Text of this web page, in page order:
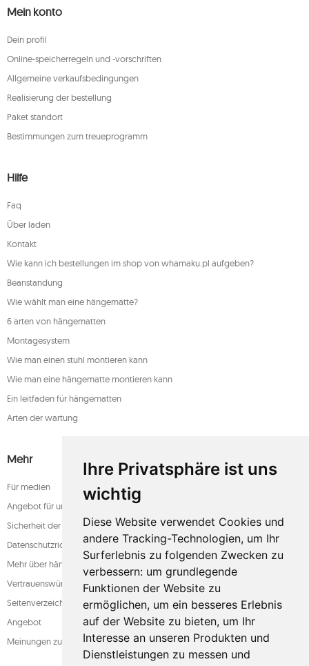
Ihre Privatsphäre ist uns
wichtig
Diese Website verwendet Cookies und
andere Tracking-Technologien, um Ihr
Surferlebnis zu folgenden Zwecken zu
verbessern: um grundlegende
Funktionen der Website zu
ermöglichen, um ein besseres Erlebnis
auf der Website zu bieten, um Ihr
Interesse an unseren Produkten und
Dienstleistungen zu messen und
Mein konto
Dein profil
Online-speicherregeln und -vorschriften
Allgemeine verkaufsbedingungen
Realisierung der bestellung
Paket standort
Bestimmungen zum treueprogramm
Hilfe
Faq
Über laden
Kontakt
Wie kann ich bestellungen im shop von whamaku.pl aufgeben?
Beanstandung
Wie wählt man eine hängematte?
6 arten von hängematten
Montagesystem
Wie man einen stuhl montieren kann
Wie man eine hängematte montieren kann
Ein leitfaden für hängematten
Arten der wartung
Mehr
Für medien
Angebot für unternehmen
Sicherheit der zahlung
Datenschutzrichtlinie
Mehr über hängematten
Vertrauenswürdiger laden
Seitenverzeichnis
Angebot
Meinungen zum shop